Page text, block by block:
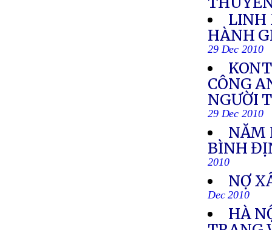
LINH
HÀNH
29 Dec 2010
CÔNG
NGƯỜI
29 Dec 2010
NĂM
BÌNH
2010
NỢ
Dec 2010
HÀ